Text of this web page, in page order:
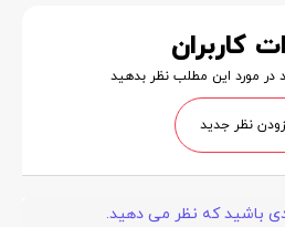
کاربران
در مورد این مطلب نظر بدهید
نظر جدید
باشید که نظر می دهید.